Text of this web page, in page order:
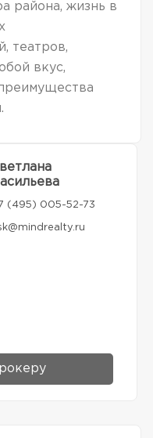
района, жизнь в
театров,
вкус,
(495) 005-52-73